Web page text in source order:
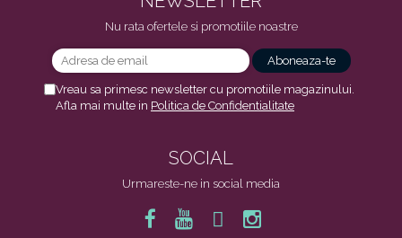
Nu rata ofertele si promotiile noastre
Vreau sa primesc newsletter cu promotiile magazinului.
Afla mai multe in Politica de Confidentialitate
SOCIAL
Urmareste-ne in social media